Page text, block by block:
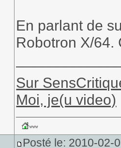
En parlant de
Robotron X/64.
Sur
Moi, je(u video)
Posté le: 2010-02-